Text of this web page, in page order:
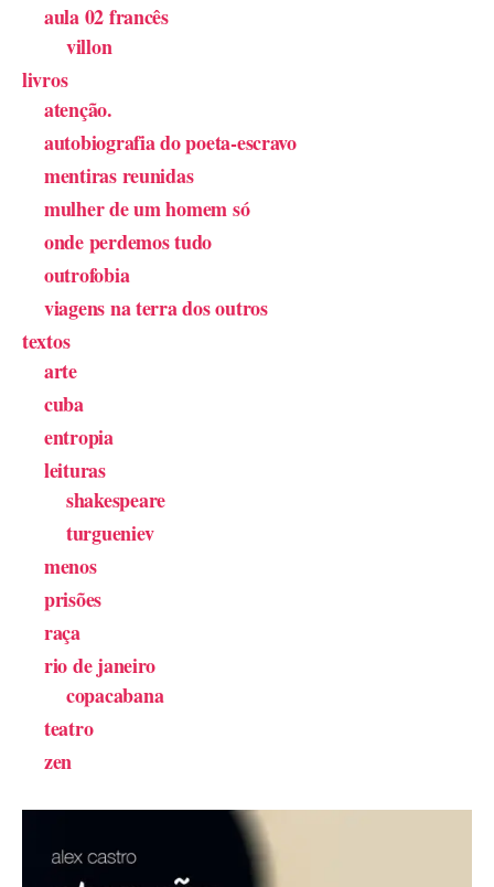
aula 02 francês
villon
livros
atenção.
autobiografia do poeta-escravo
mentiras reunidas
mulher de um homem só
onde perdemos tudo
outrofobia
viagens na terra dos outros
textos
arte
cuba
entropia
leituras
shakespeare
turgueniev
menos
prisões
raça
rio de janeiro
copacabana
teatro
zen